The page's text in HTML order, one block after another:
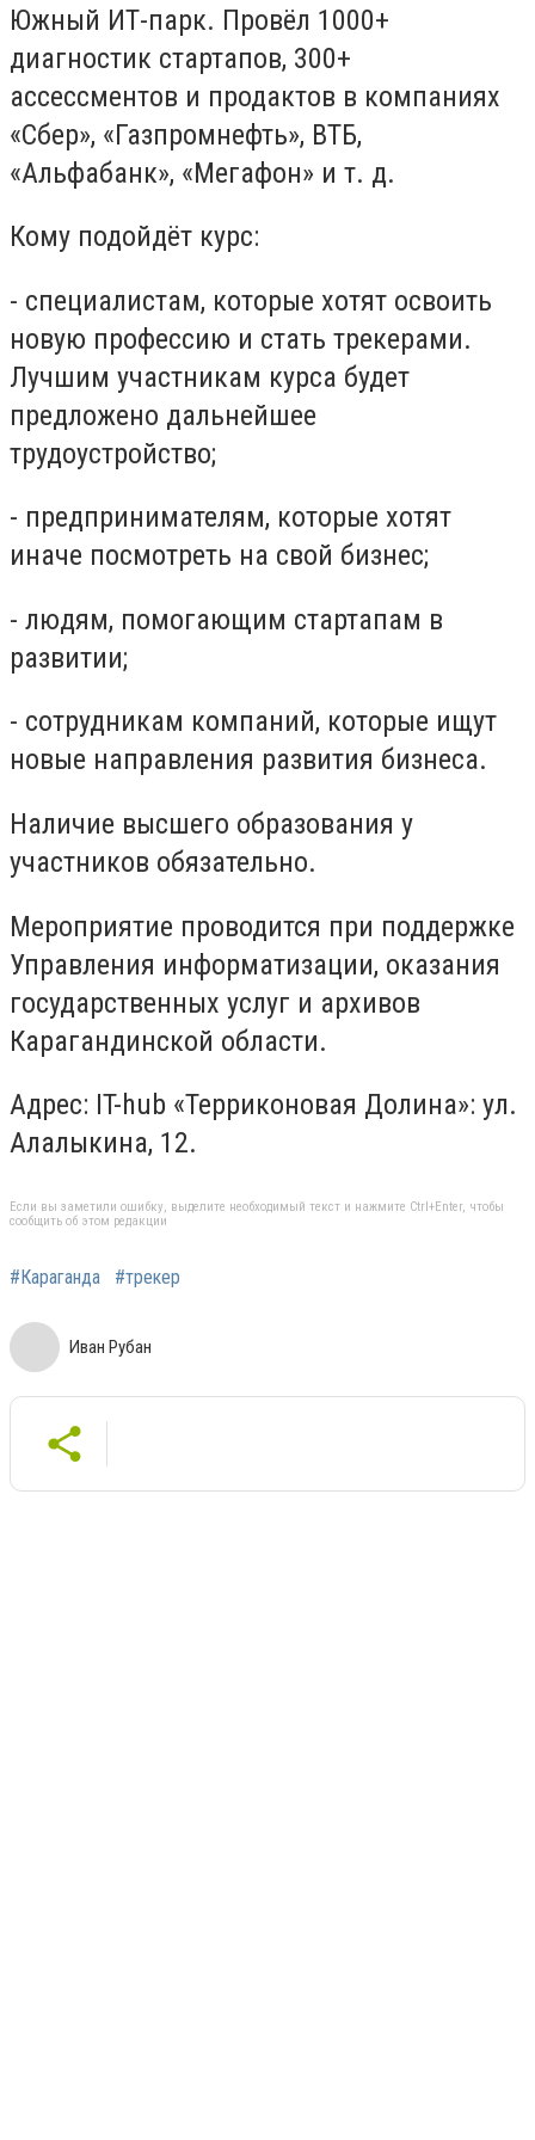
Южный ИТ-парк. Провёл 1000+
диагностик стартапов, 300+
ассессментов и продактов в компаниях
«Сбер», «Газпромнефть», ВТБ,
«Альфабанк», «Мегафон» и т. д.
Кому подойдёт курс:
- специалистам, которые хотят освоить
новую профессию и стать трекерами.
Лучшим участникам курса будет
предложено дальнейшее
трудоустройство;
- предпринимателям, которые хотят
иначе посмотреть на свой бизнес;
- людям, помогающим стартапам в
развитии;
- сотрудникам компаний, которые ищут
новые направления развития бизнеса.
Наличие высшего образования у
участников обязательно.
Мероприятие проводится при поддержке
Управления информатизации, оказания
государственных услуг и архивов
Карагандинской области.
Адрес: IT-hub «Терриконовая Долина»: ул.
Алалыкина, 12.
Если вы заметили ошибку, выделите необходимый текст и нажмите Ctrl+Enter, чтобы
сообщить об этом редакции
#Караганда #трекер
Иван Рубан